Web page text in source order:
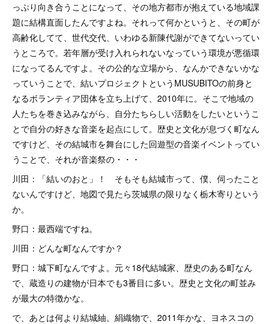
っぷり向き合うことになって、その地方都市が抱えている地域課
題に結構直面したんですよね。それって何かというと、その町が
高齢化してて、世代交代、いわゆる新陳代謝ができてないってい
うところで。若年層が受け入れられないなっていう環境が悪循環
になってるんですよ。その公的な立場から、なんかできないかな
っていうことで、結いプロジェクトというMUSUBITOの前身と
なるボランティア団体を立ち上げて、2010年に。そこで地域の
人たちを巻き込みながら、自分たちらしい活動をしたいというこ
とで自分の好きな音楽を起点にして。歴史と文化が息づく町なん
ですけど、その結城市を舞台にした回遊型の音楽イベントってい
うことで、それが音楽祭の・・・
川田：「結いのおと」！ そもそも結城市って、僕、伺ったこと
ないんですけど、地図で見たら茨城県の限りなく栃木寄りという
か。
野口：最西端ですね。
川田：どんな町なんですか？
野口：城下町なんですよ。元々18代結城家、歴史のある町なん
で、蔵造りの建物が日本でも3番目に多い。歴史と文化の町並み
が最大の特徴かな。
で、あとは何より結城紬。絹織物で、2011年かな、ヨネスコの